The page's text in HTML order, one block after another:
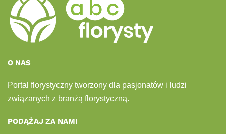
O NAS
Portal florystyczny tworzony dla pasjonatów i ludzi
związanych z branżą florystyczną.
PODĄŻAJ ZA NAMI